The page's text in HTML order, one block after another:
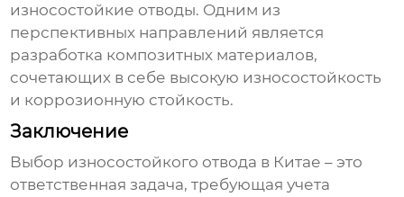
износостойкие отводы. Одним из
перспективных направлений является
разработка композитных материалов,
сочетающих в себе высокую износостойкость
и коррозионную стойкость.
Заключение
Выбор износостойкого отвода в Китае – это
ответственная задача, требующая учета